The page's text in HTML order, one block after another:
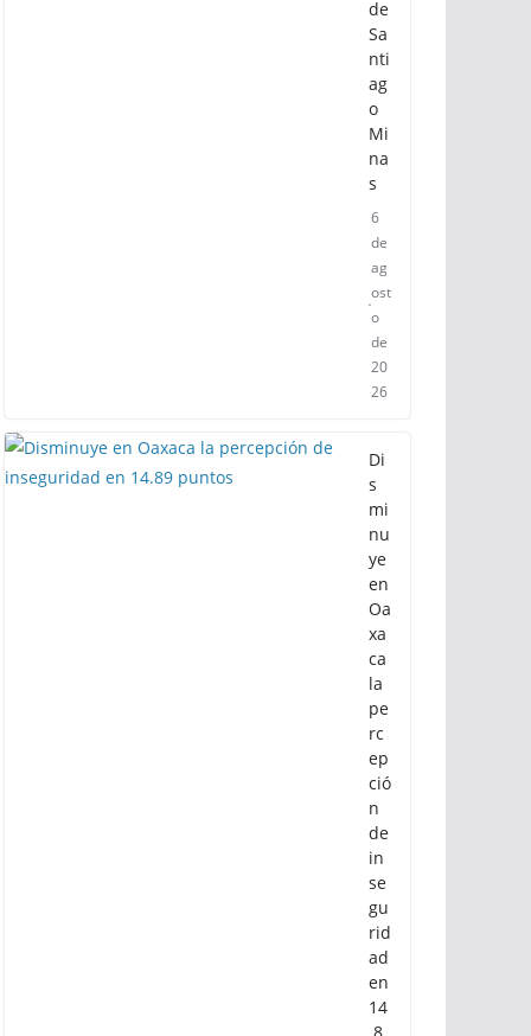
de
Sa
nti
ag
o
Mi
na
s
6
de
ag
ost
o
de
20
26
Di
s
mi
nu
ye
en
Oa
xa
ca
la
pe
rc
ep
ció
n
de
in
se
gu
rid
ad
en
14